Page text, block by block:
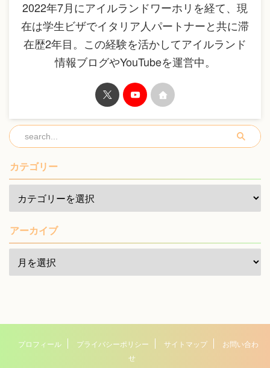
2022年7月にアイルランドワーホリを経て、現
在は学生ビザでイタリア人パートナーと共に滞
在歴2年目。この経験を活かしてアイルランド
情報ブログやYouTubeを運営中。
カテゴリー
アーカイブ
プロフィール プライバシーポリシー サイトマップ
お問い合わ
せ